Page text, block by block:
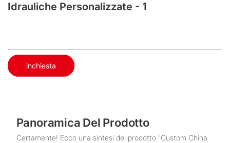
Idrauliche Personalizzate - 1
inchiesta
Panoramica Del Prodotto
Certamente! Ecco una sintesi del prodotto "Custom China